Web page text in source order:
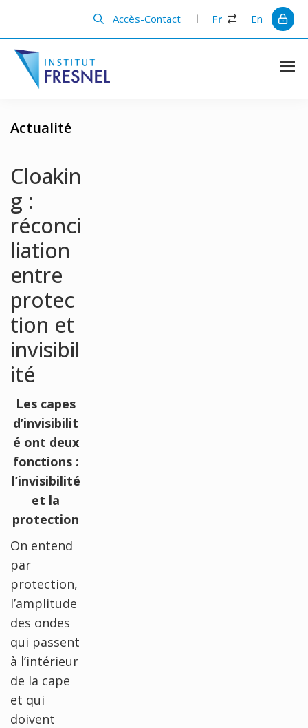
principal
barre
principale
Accès-Contact Fr En
Institut
en
photonique
Actualité
Cloakin
g :
réconci
liation
entre
protec
tion et
invisibil
ité
Les capes
d’invisibilit
é ont deux
fonctions :
l’invisibilité
et la
protection
On entend
par
protection,
l’amplitude
des ondes
qui passent
à l’intérieur
de la cape
et qui
doivent